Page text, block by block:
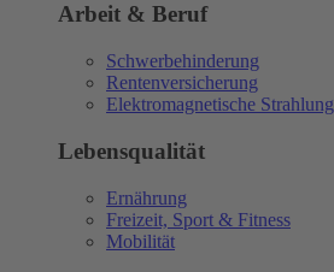
Arbeit & Beruf
Schwerbehinderung
Rentenversicherung
Elektromagnetische Strahlung
Lebensqualität
Ernährung
Freizeit, Sport & Fitness
Mobilität